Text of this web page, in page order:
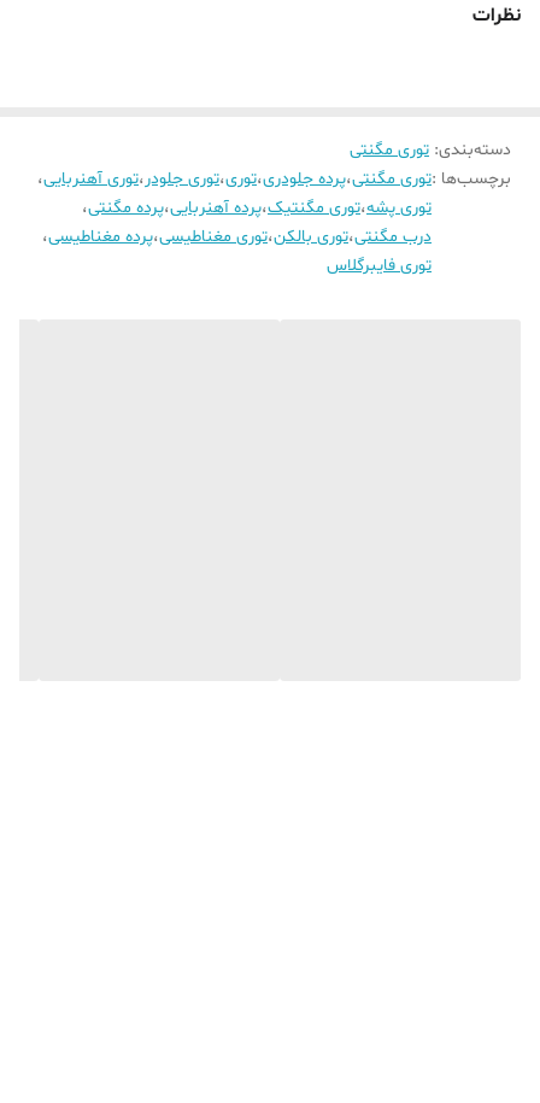
نظرات
دسته‌بندی: توری مگنتی
برچسب‌ها :توری مگنتی،پرده جلودری،توری،توری جلودر،توری آهنربایی،
توری پشه،توری مگنتیک،پرده آهنربایی،پرده مگنتی،
درب مگنتی،توری بالکن،توری مغناطیسی،پرده مغناطیسی،
توری فایبرگلاس